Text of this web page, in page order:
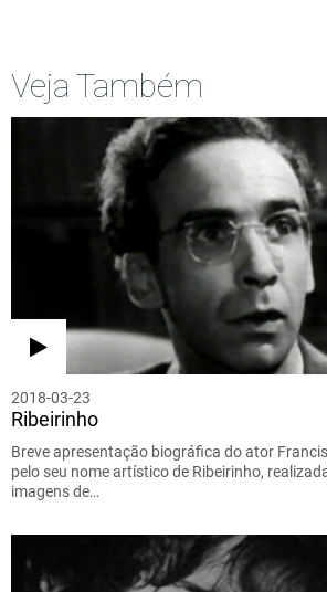
Veja Também
2018-03-23
Ribeirinho
Breve apresentação biográfica do ator
pelo seu nome artístico de Ribeirinho,
imagens de…